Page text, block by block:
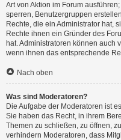
Art von Aktion im Forum
sperren, Benutzergruppen
Rechte, die ein Administrator hat,
Rechte ihnen ein Gründer des
hat. Administratoren können
wenn ihnen das entsprechende
Nach oben
Was sind Moderatoren?
Die Aufgabe der Moderatoren ist
Sie haben das Recht, in ihrem
Themen zu schließen, zu öffnen,
verhindern Moderatoren, dass